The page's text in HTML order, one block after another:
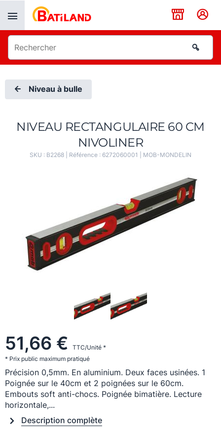
Niveau à bulle
NIVEAU RECTANGULAIRE 60 CM
NIVOLINER
SKU : B2268 | Référence : 6272060001 MOB-MONDELIN
51,66 €
TTC/Unité *
* Prix public maximum pratiqué
Précision 0,5mm. En aluminium. Deux faces usinées. 1
Poignée sur le 40cm et 2 poignées sur le 60cm.
Embouts soft anti-chocs. Poignée bimatière. Lecture
horizontale,...
Description complète
Panneau de gestion des cookies